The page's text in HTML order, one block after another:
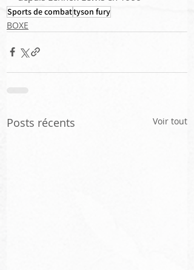
Sports de combattyson fury
BOXE
Posts récents Voir tout